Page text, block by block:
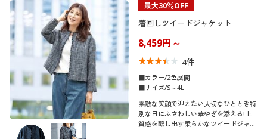
最大30％OFF
着回しツイードジャケット
8,459円～
4件
■カラー/2色展開
■サイズ/S～4L
素敵な笑顔で迎えたい大切なひととき特
別な日にふさわしい華やぎを添える!上
質感を醸し出す柔らかなツイードジャケ
ットです。